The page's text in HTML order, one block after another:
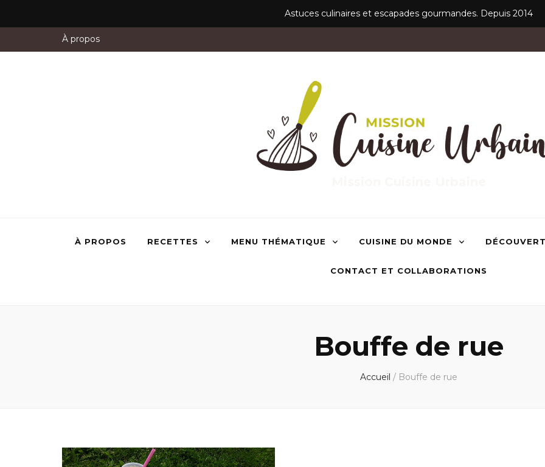
Astuces culinaires et escapades gourmandes. Depuis 2014
À propos
À PROPOS RECETTES MENU THÉMATIQUE CUISINE DU MONDE
CONTACT ET COLLABORATIONS
Bouffe de rue
Accueil / Bouffe de rue